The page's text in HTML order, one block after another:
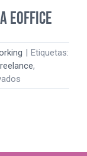
Eoffice
| Etiquetas:
,
Freeland